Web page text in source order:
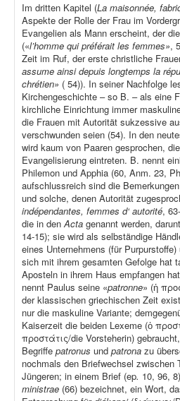
Im dritten Kapitel (La maisonnée,
Aspekte der Rolle der Frau im
Evangelien als Mann erscheint, der
(«l’homme qui préférait les femmes»,
Zeit im Ruf, der erste christliche
assume ainsi depuis longtemps la
chrétien» ( 54)). In seiner Nachfolge
Kirchengeschichte – so B. – als eine
kirchliche Einrichtung immer
die Frauen mit Autorität sukzessive
verschwunden seien (54). In den
wird kaum von Paaren gesprochen,
Evangelisierung eintreten. B. nennt
Philemon und Apphia (60, Anm. 23,
aufschlussreich sind die
und solche, denen Autorität
indépendantes, femmes d‘ autorité,
die in denActa genannt werden,
14-15); sie wird als selbständige
eines Unternehmens (für
sich mit ihrem gesamten Gefolge hat
Aposteln in ihrem Haus empfangen
nennt Paulus seine «patronne» (ἡ
der klassischen griechischen Zeit
nur die maskuline Variante;
Kaiserzeit die beiden Lexeme (ὁ
προστάτις/die Vorsteherin)
Begriffe patronus und patrona zu
nochmals den Briefwechsel zwischen
Jüngeren; in einem Brief (ep. 10, 96,
ministrae (66) bezeichnet, ein Wort,